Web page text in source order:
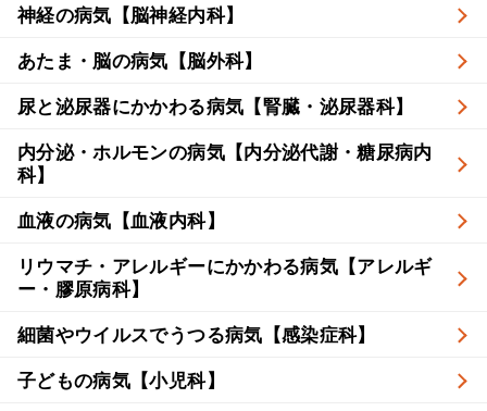
神経の病気【脳神経内科】
あたま・脳の病気【脳外科】
尿と泌尿器にかかわる病気【腎臓・泌尿器科】
内分泌・ホルモンの病気【内分泌代謝・糖尿病内
科】
血液の病気【血液内科】
リウマチ・アレルギーにかかわる病気【アレルギ
ー・膠原病科】
細菌やウイルスでうつる病気【感染症科】
子どもの病気【小児科】